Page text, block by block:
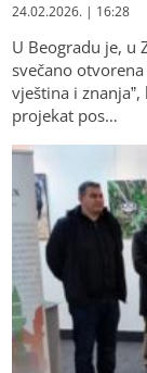
24.02.2026. | 16:28
U Beogradu je, u
svečano
vještina i
projekat pos…